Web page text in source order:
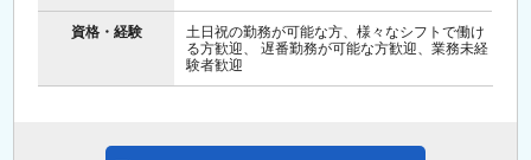
資格・経験
土日祝の勤務が可能な方、様々なシフトで働け
る方歓迎、 遅番勤務が可能な方歓迎、業務未経
験者歓迎